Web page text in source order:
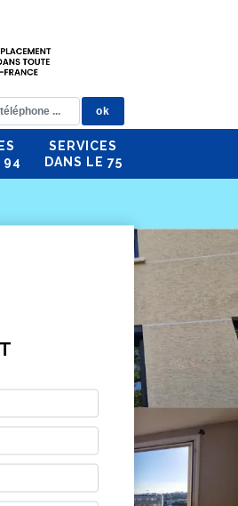
94
SERVICES
DANS LE 75